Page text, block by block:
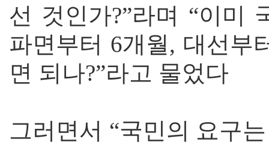
선 것인가?”라며 “이미
파면부터 6개월, 대선부
면 되나?”라고 물었다
그러면서 “국민의 요구